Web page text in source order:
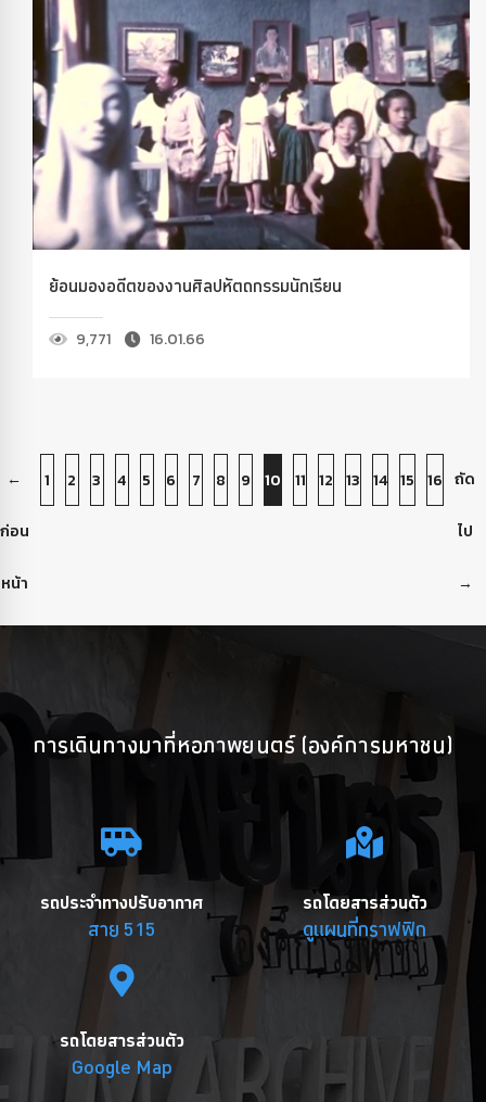
ย้อนมองอดีตของงานศิลปหัตถกรรมนักเรียน
9,771 16.01.66
←
ก่อน
หน้า
1 2 3 4 5 6 7 8 9 10 11 12 13 14 15 16 ถัด
ไป
→
การเดินทางมาที่หอภาพยนตร์ (องค์การมหาชน)
รถประจำทางปรับอากาศ
สาย 515
รถโดยสารส่วนตัว
ดูแผนที่กราฟฟิก
รถโดยสารส่วนตัว
Google Map